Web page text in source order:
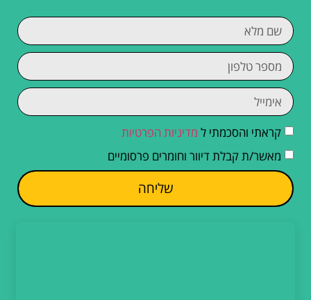
קראתי והסכמתי ל מדיניות הפרטיות
מאשר/ת קבלת דיוור וחומרים פרסומיים
שליחה